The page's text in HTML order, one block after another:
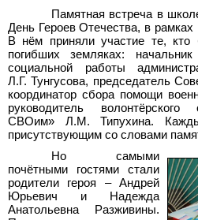
Памятная встреча в
День Героев Отечества, в рамках
В нём приняли участие те, кто
погибших земляках:
социальной работы
Л.Г. Тунгусова, председатель
координатор сбора помощи
руководитель
СВОим» Л.М. Типухина.
присутствующим со словами
Но самыми
почётными гостями стали
родители героя – Андрей
Юрьевич и Надежда
Анатольевна Разживины.